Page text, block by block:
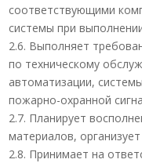
соответствующими
системы при
2.6. Выполняет
по техническому
автоматизации,
пожарно-охранной
2.7. Планирует
материалов,
2.8. Принимает на